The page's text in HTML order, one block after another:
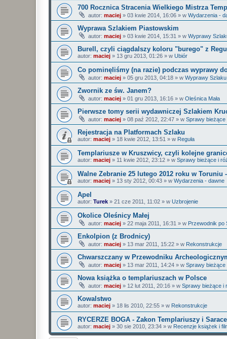
700 Rocznica Stracenia Wielkiego Mistrza
autor: maciej » 03 kwie 2014, 16:06 » w Wydarzenia -
Wyprawa Szlakiem Piastowskim
autor: maciej » 03 kwie 2014, 15:31 » w Wyprawy
Burell, czyli ciągdalszy koloru "burego" z
autor: maciej » 13 gru 2013, 01:26 » w Ubiór
Co pominęliśmy (na razie) podczas wyprawy
autor: maciej » 05 gru 2013, 04:18 » w Wyprawy
Zwornik ze św. Janem?
autor: maciej » 01 gru 2013, 16:16 » w Oleśnica Mała
Pierwsze tomy serii wydawniczej Szlakiem
autor: maciej » 08 paź 2012, 22:47 » w Sprawy bieżące
Rejestracja na Platformach Szlaku
autor: maciej » 18 kwie 2012, 13:51 » w Reguła
Templariusze w Kruszwicy, czyli kolejne
autor: maciej » 11 kwie 2012, 23:12 » w Sprawy bieżące i
Walne Zebranie 25 lutego 2012 roku w Toruniu
autor: maciej » 13 sty 2012, 00:43 » w Wydarzenia - dawne
Apel
autor: Turek » 21 cze 2011, 11:02 » w Uzbrojenie
Okolice Oleśnicy Małej
autor: maciej » 22 maja 2011, 16:31 » w Przewodnik po
Enkolpion (z Brodnicy)
autor: maciej » 13 mar 2011, 15:22 » w Rekonstrukcje
Chwarszczany w Przewodniku
autor: maciej » 13 mar 2011, 14:24 » w Sprawy bieżące
Nowa książka o templariuszach w Polsce
autor: maciej » 12 lut 2011, 20:16 » w Sprawy bieżące i
Kowalstwo
autor: maciej » 18 lis 2010, 22:55 » w Rekonstrukcje
RYCERZE BOGA - Zakon Templariuszy i
autor: maciej » 30 sie 2010, 23:34 » w Recenzje książek i